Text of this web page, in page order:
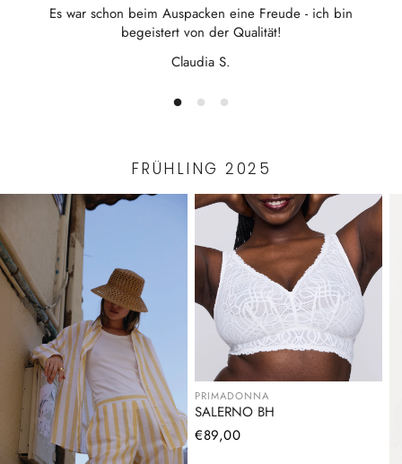
Es war schon beim Auspacken eine Freude - ich bin
begeistert von der Qualität!
Claudia S.
FRÜHLING 2025
PRIMADONNA
SALERNO BH
Normaler
€89,00